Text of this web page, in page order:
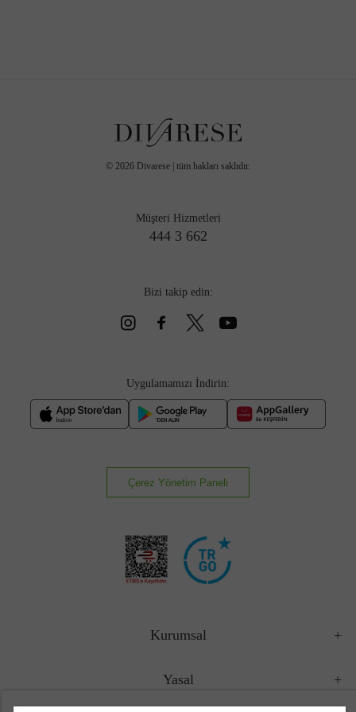
© 2026 Divarese | tüm hakları saklıdır.
Müşteri Hizmetleri
444 3 662
Bizi takip edin:
Uygulamamızı İndirin:
Çerez Yönetim Paneli
Kurumsal
Yasal